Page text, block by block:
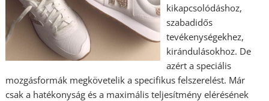
kikapcsolódáshoz,
szabadidős
tevékenységekhez,
kirándulásokhoz. De
azért a speciális
mozgásformák megkövetelik a specifikus felszerelést. Már
csak a hatékonyság és a maximális teljesítmény elérésének